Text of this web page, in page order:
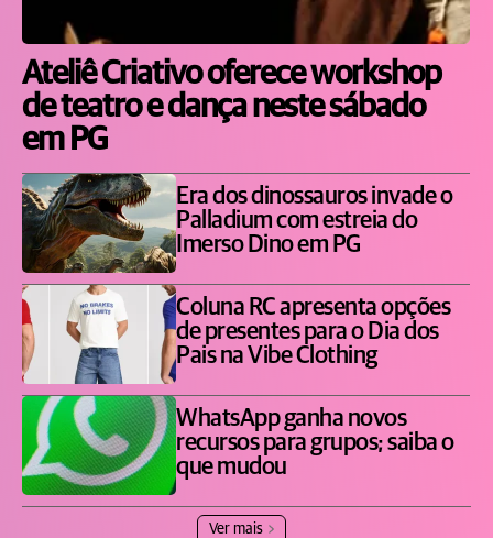
Ateliê Criativo oferece workshop
de teatro e dança neste sábado
em PG
Era dos dinossauros invade o
Palladium com estreia do
Imerso Dino em PG
Coluna RC apresenta opções
de presentes para o Dia dos
Pais na Vibe Clothing
WhatsApp ganha novos
recursos para grupos; saiba o
que mudou
Ver mais